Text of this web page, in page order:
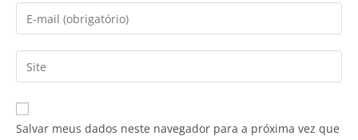
Salvar meus dados neste navegador para a próxima vez que